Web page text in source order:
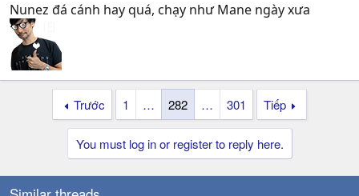
Nunez đá cánh hay quá, chạy như Mane ngày xưa
Trước 1 … 282 … 301 Tiếp
You must log in or register to reply here.